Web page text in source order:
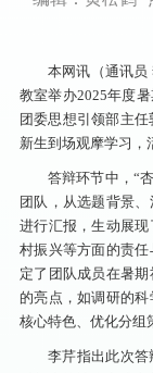
本网讯（通讯员
教室举办2025年度
团委思想引领部主
新生到场观摩学习，
答辩环节中，“
团队，从选题背景
进行汇报，生动展
村振兴等方面的责
定了团队成员在暑
的亮点，如调研的
核心特色、优化分组
李芹指出此次